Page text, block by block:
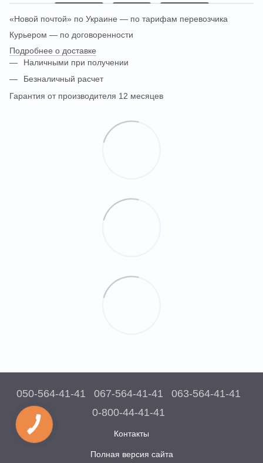
«Новой почтой» по Украине — по тарифам перевозчика
Курьером — по договоренности
Подробнее о доставке
Наличными при получении
Безналичный расчет
Гарантия от производителя 12 месяцев
050-564-41-41 067-564-41-41
063-564-41-41
0-800-44-41-41
Контакты
Полная версия сайта